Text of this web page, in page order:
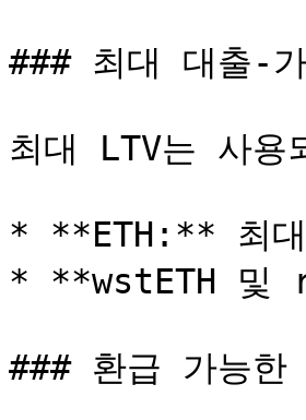
### 최대 대출-
최대 LTV는 사
* **ETH:** 최
* **wstETH 및
### 환급 가능한